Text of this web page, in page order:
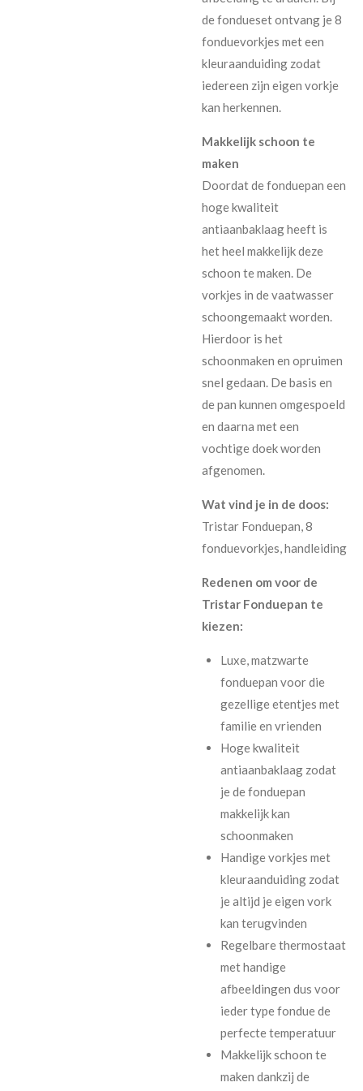
de fondueset ontvang je 8
fonduevorkjes met een
kleuraanduiding zodat
iedereen zijn eigen vorkje
kan herkennen.
Makkelijk schoon te
maken
Doordat de fonduepan een
hoge kwaliteit
antiaanbaklaag heeft is
het heel makkelijk deze
schoon te maken. De
vorkjes in de vaatwasser
schoongemaakt worden.
Hierdoor is het
schoonmaken en opruimen
snel gedaan. De basis en
de pan kunnen omgespoeld
en daarna met een
vochtige doek worden
afgenomen.
Wat vind je in de doos:
Tristar Fonduepan, 8
fonduevorkjes, handleiding
Redenen om voor de
Tristar Fonduepan te
kiezen:
Luxe, matzwarte
fonduepan voor die
gezellige etentjes met
familie en vrienden
Hoge kwaliteit
antiaanbaklaag zodat
je de fonduepan
makkelijk kan
schoonmaken
Handige vorkjes met
kleuraanduiding zodat
je altijd je eigen vork
kan terugvinden
Regelbare thermostaat
met handige
afbeeldingen dus voor
ieder type fondue de
perfecte temperatuur
Makkelijk schoon te
maken dankzij de